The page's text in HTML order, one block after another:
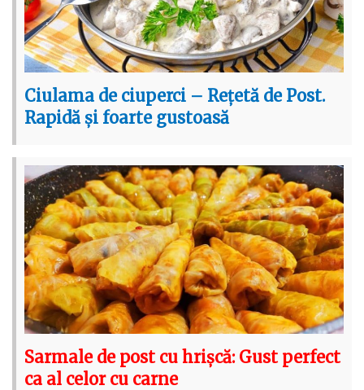
Ciulama de ciuperci – Rețetă de Post.
Rapidă și foarte gustoasă
Sarmale de post cu hrișcă: Gust perfect
ca al celor cu carne